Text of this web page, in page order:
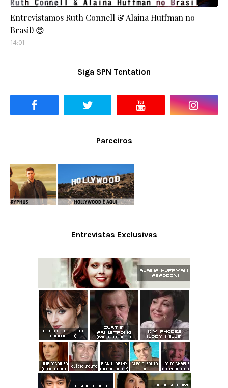
Entrevistamos Ruth Connell & Alaina Huffman no
Brasil! 😍
14:01
Siga SPN Tentation
Parceiros
Entrevistas Exclusivas